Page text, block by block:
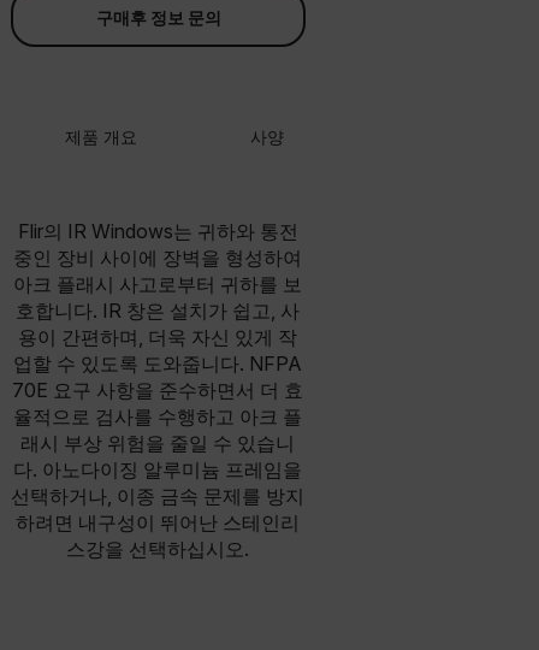
구매후 정보 문의
제품 개요 사양
Flir의 IR Windows는 귀하와 통전
중인 장비 사이에 장벽을 형성하여
아크 플래시 사고로부터 귀하를 보
호합니다. IR 창은 설치가 쉽고, 사
용이 간편하며, 더욱 자신 있게 작
업할 수 있도록 도와줍니다. NFPA
70E 요구 사항을 준수하면서 더 효
율적으로 검사를 수행하고 아크 플
래시 부상 위험을 줄일 수 있습니
다. 아노다이징 알루미늄 프레임을
선택하거나, 이종 금속 문제를 방지
하려면 내구성이 뛰어난 스테인리
스강을 선택하십시오.